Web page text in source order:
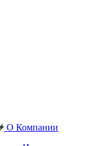
О Компании